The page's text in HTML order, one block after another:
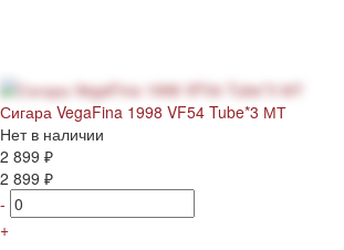
Сигара VegaFina 1998 VF54 Tube*3 МТ
Нет в наличии
2 899 ₽
2 899 ₽
-
+